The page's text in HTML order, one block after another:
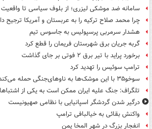
سامانه ضد موشکی لیزری؛ از بلوف سیاسی تا واقعیت
چرا محمد صلاح ترکیه را به عربستان و آمریکا ترجیح
هشدار سرمربی پرسپولیس به جاسوس تیم
گربه جریان برق شهرستان فریمان را قطع کرد
برخورد پراید با تیر برق ۲ فوتی بر جای گذاشت
ترامپ سوئیس را تهدید کرد
سوخو۳۵ با این موشک‌ها به ناوهای‌جنگی حمله می‌کند
تلگراف: جنگ علیه ایران ممکن است به یکی از
درگیر شدن گردشگر اسپانیایی با نظامی صهیونیست
واکنش بقائی به خیالبافی ترامپ
انفجار بزرگ در شهر المخا یمن